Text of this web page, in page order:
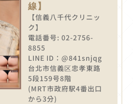
線】
【信義八千代クリニッ
ク】
電話番号: 02-2756-
8855
LINE ID：@841snjqg
台北市信義区忠孝東路
5段159号8階
(MRT市政府駅4番出口
から3分)